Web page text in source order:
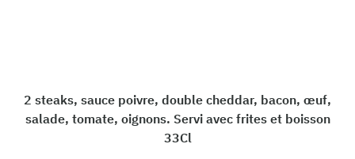
2 steaks, sauce poivre, double cheddar, bacon, œuf,
salade, tomate, oignons. Servi avec frites et boisson
33Cl